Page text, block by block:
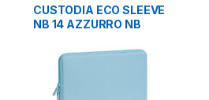
NOTEBOOK/TABLET
CUSTODIA ECO SLEEVE
NB 14 AZZURRO NB
MBPRO 14